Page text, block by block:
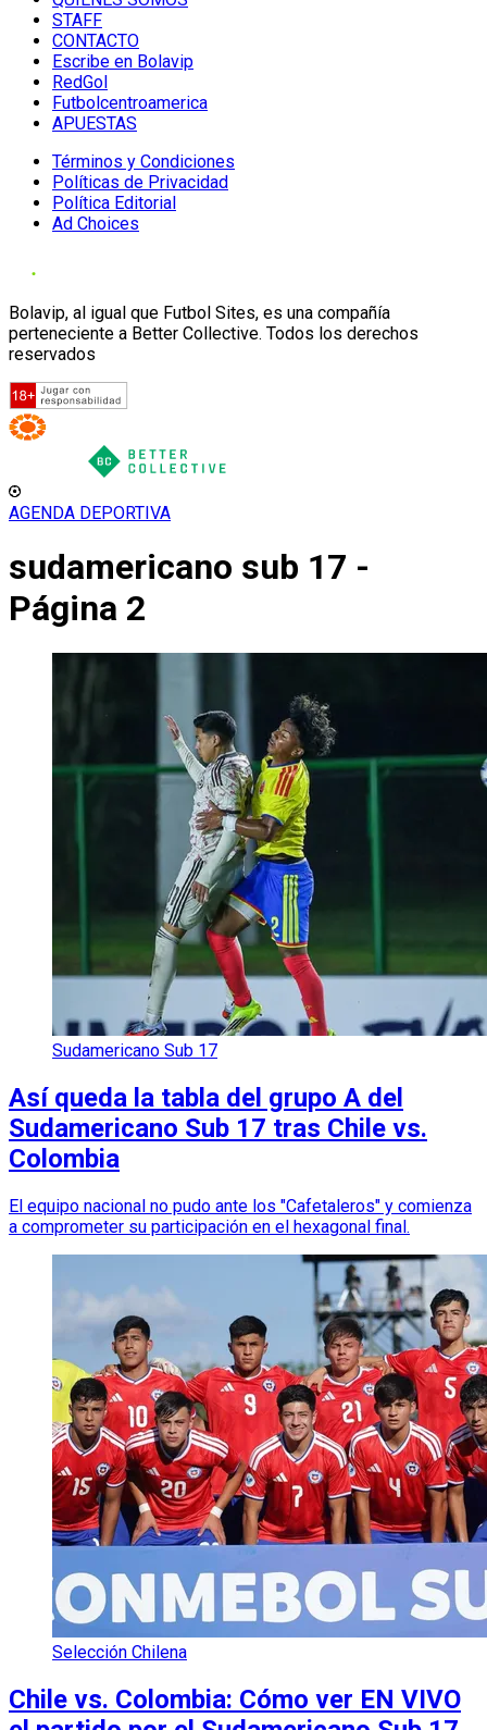
STAFF
CONTACTO
Escribe en Bolavip
RedGol
Futbolcentroamerica
APUESTAS
Términos y Condiciones
Políticas de Privacidad
Política Editorial
Ad Choices
Bolavip, al igual que Futbol Sites, es una compañía
perteneciente a Better Collective. Todos los derechos
reservados
AGENDA DEPORTIVA
sudamericano sub 17 -
Página 2
Sudamericano Sub 17
Así queda la tabla del grupo A del
Sudamericano Sub 17 tras Chile vs.
Colombia
El equipo nacional no pudo ante los "Cafetaleros" y comienza
a comprometer su participación en el hexagonal final.
Selección Chilena
Chile vs. Colombia: Cómo ver EN VIVO